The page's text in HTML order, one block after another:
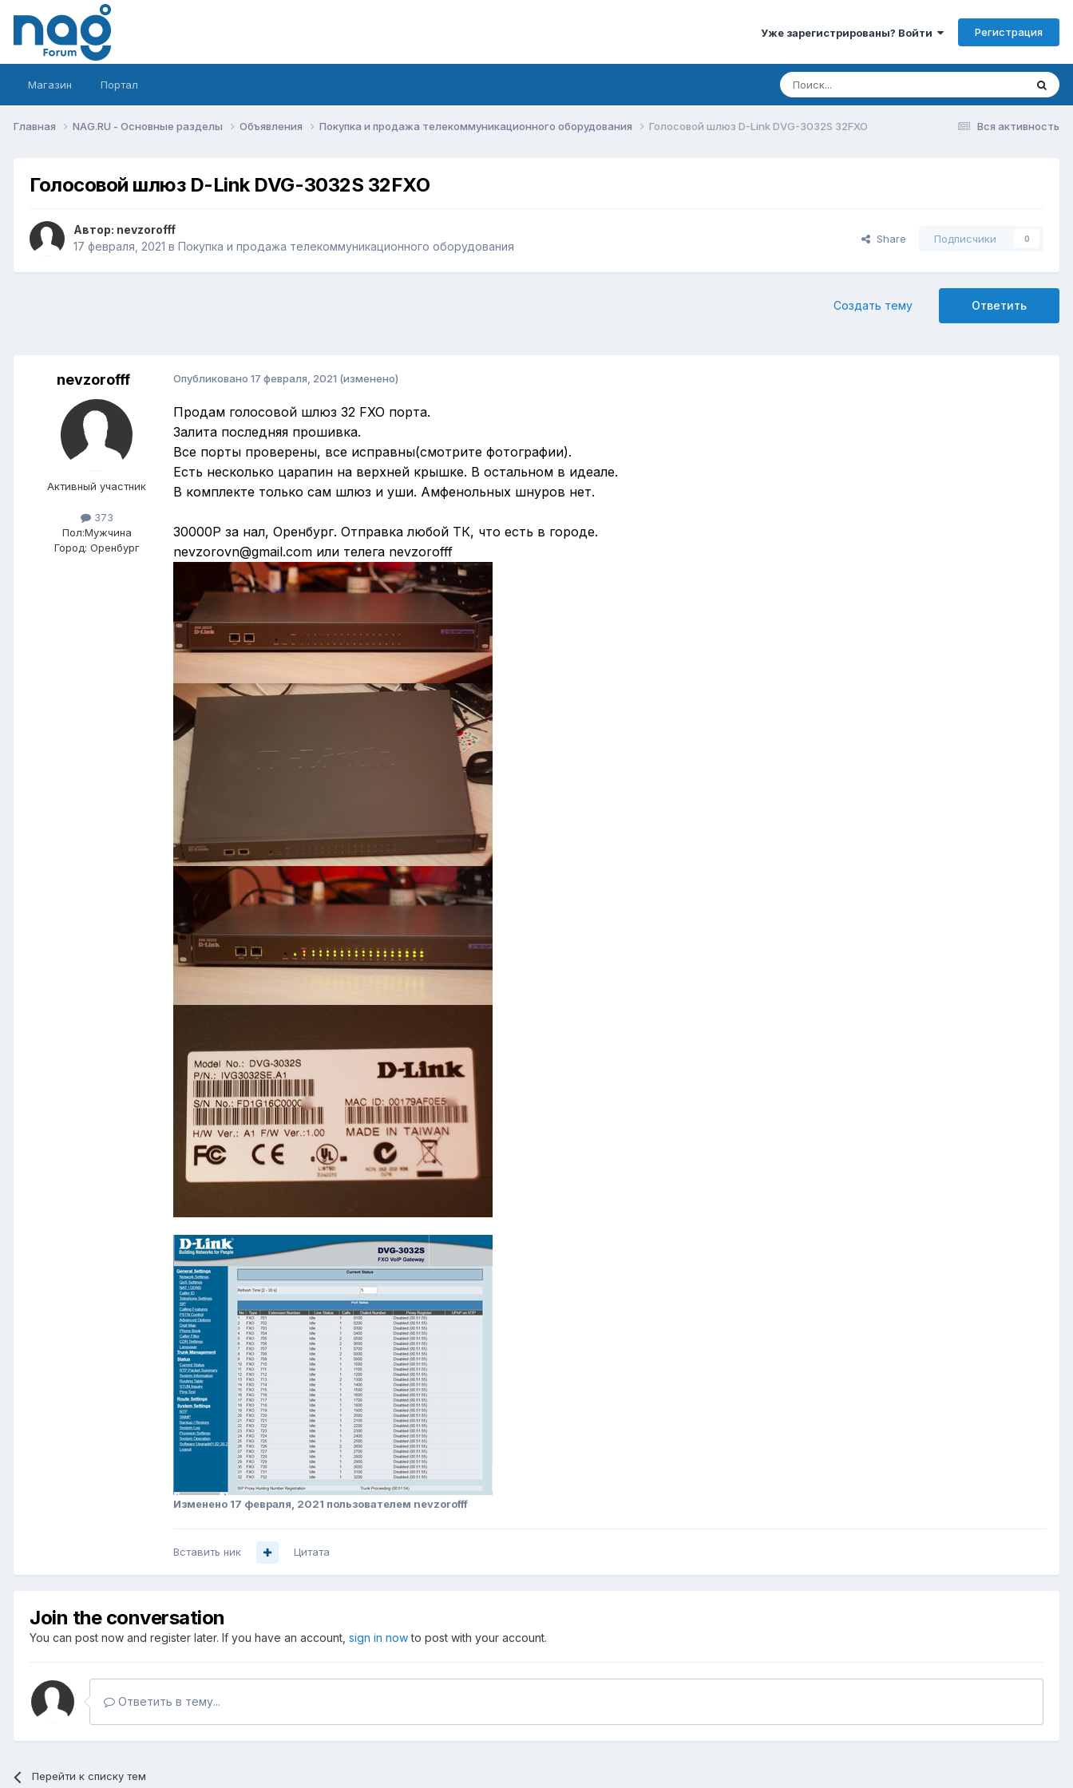
Уже зарегистрированы? Войти Регистрация
Магазин Портал
Вся активность
Главная NAG.RU - Основные разделы Объявления Покупка и продажа телекоммуникационного оборудования Голосовой шлюз D-Link DVG-3032S 32FXO
Голосовой шлюз D-Link DVG-3032S 32FXO
Автор: nevzorofff
17 февраля, 2021 в Покупка и продажа телекоммуникационного оборудования
Share Подписчики 0
Ответить
Создать тему
nevzorofff
Активный участник
373
Пол:Мужчина
Город: Оренбург
Опубликовано 17 февраля, 2021 (изменено)
Продам голосовой шлюз 32 FXO порта.
Залита последняя прошивка.
Все порты проверены, все исправны(смотрите фотографии).
Есть несколько царапин на верхней крышке. В остальном в идеале.
В комплекте только сам шлюз и уши. Амфенольных шнуров нет.
30000Р за нал, Оренбург. Отправка любой ТК, что есть в городе.
nevzorovn@gmail.com или телега nevzorofff
Изменено 17 февраля, 2021 пользователем nevzorofff
Вставить ник Цитата
Join the conversation
You can post now and register later. If you have an account, sign in nowto post with your account.
Ответить в тему...
Перейти к списку тем